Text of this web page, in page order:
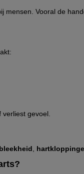
mensen. Vooral de
gevoel.
bleekheid